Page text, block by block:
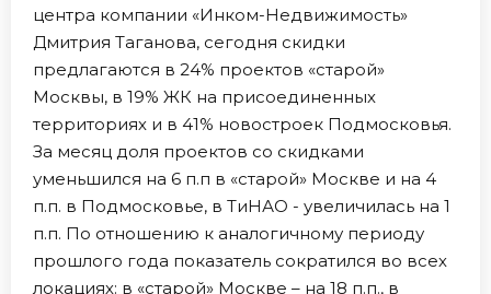
центра компании «Инком-Недвижимость»
Дмитрия Таганова, сегодня скидки
предлагаются в 24% проектов «старой»
Москвы, в 19% ЖК на присоединенных
территориях и в 41% новостроек Подмосковья.
За месяц доля проектов со скидками
уменьшился на 6 п.п в «старой» Москве и на 4
п.п. в Подмосковье, в ТиНАО - увеличилась на 1
п.п. По отношению к аналогичному периоду
прошлого года показатель сократился во всех
локациях: в «старой» Москве – на 18 п.п., в